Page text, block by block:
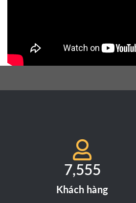
Khách hàng
7,555